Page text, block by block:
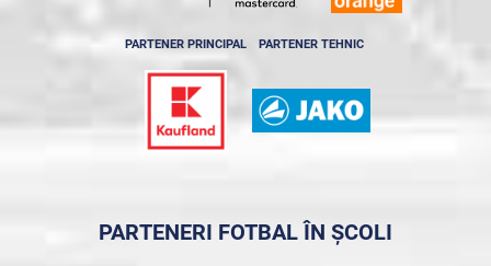
PARTENER PRINCIPAL PARTENER TEHNIC
PARTENERI FOTBAL ÎN ȘCOLI